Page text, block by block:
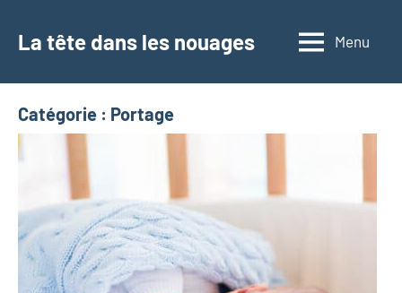
La tête dans les nouages Menu
Catégorie : Portage